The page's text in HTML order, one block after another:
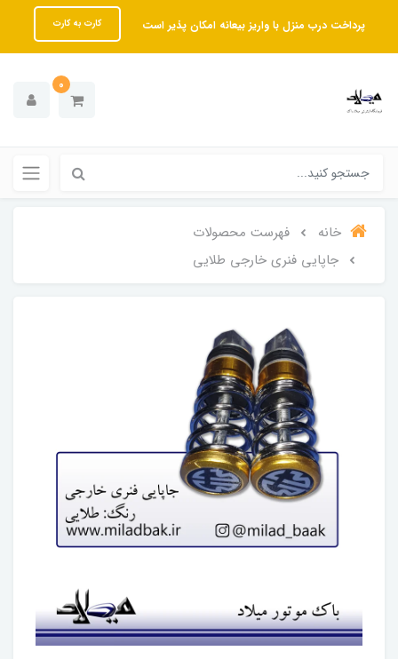
پرداخت درب منزل با واریز بیعانه امکان پذیر است کارت به کارت
0
خانه
فهرست محصولات
جاپایی فنری خارجی طلایی